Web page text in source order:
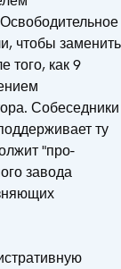
чтобы заменить
того, как 9
Собеседники
ту
"про-
завода